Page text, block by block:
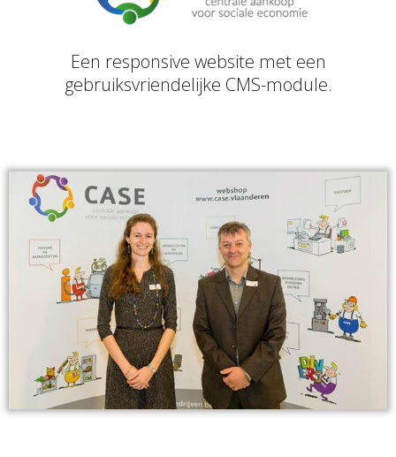
Een responsive website met een
gebruiksvriendelijke CMS-module.